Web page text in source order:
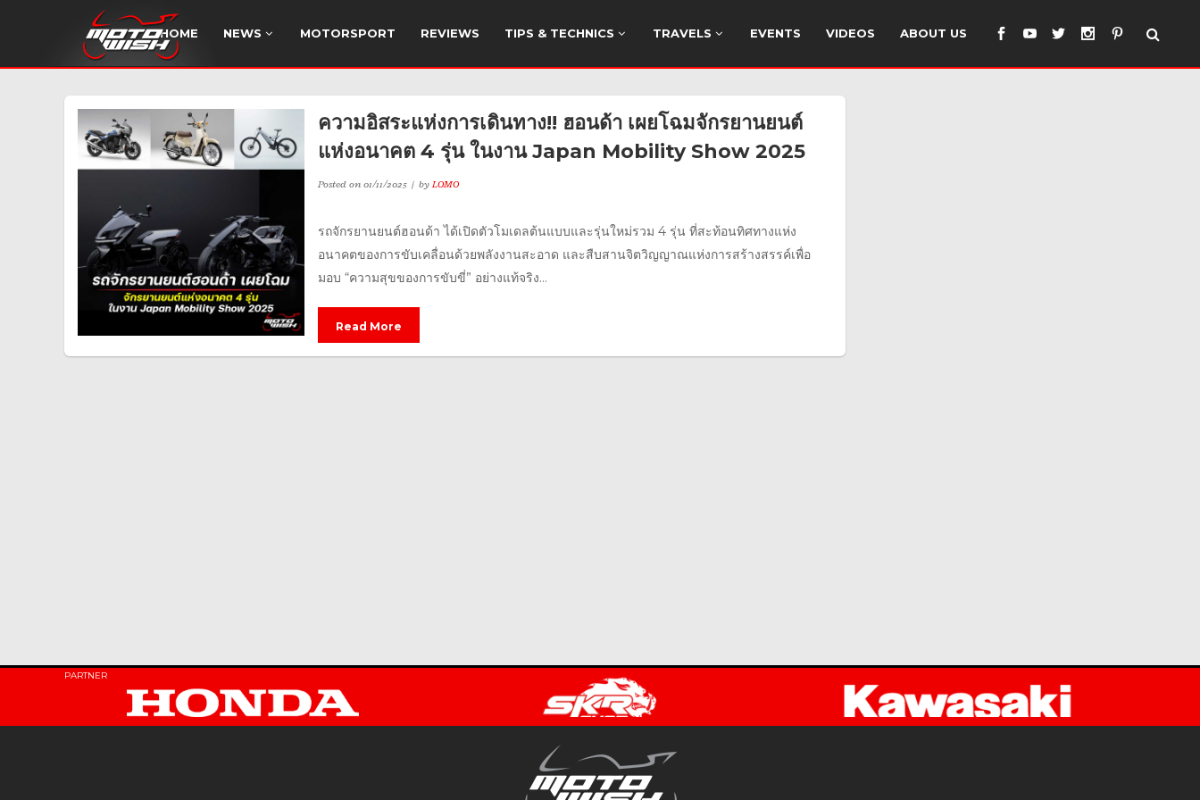
HOME NEWS MOTORSPORT REVIEWS TIPS & TECHNICS TRAVELS EVENTS VIDEOS ABOUT US
ความอิสระแห่งการเดินทาง!! ฮอนด้า เผยโฉมจักรยานยนต์
แห่งอนาคต 4 รุ่น ในงาน Japan Mobility Show 2025
Posted on01/11/2025 byLOMO
รถจักรยานยนต์ฮอนด้า ได้เปิดตัวโมเดลต้นแบบและรุ่นใหม่รวม 4 รุ่น ที่สะท้อนทิศทางแห่ง
อนาคตของการขับเคลื่อนด้วยพลังงานสะอาด และสืบสานจิตวิญญาณแห่งการสร้างสรรค์เพื่อ
มอบ “ความสุขของการขับขี่” อย่างแท้จริง...
Read More
PARTNER